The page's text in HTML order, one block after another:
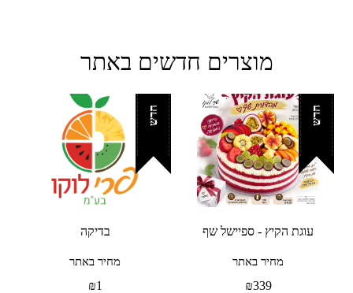
מוצרים חדשים באתר
חדש
עוגת הקיץ - ספיישל שף
מחיר באתר
₪339
חדש
בדיקה
מחיר באתר
₪1